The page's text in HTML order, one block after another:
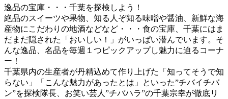
逸品の宝庫・・・千葉を探検しよう！
絶品のスイーツや果物、知る人ぞ知る味噌や醤油、新鮮な海
産物にこだわりの地酒などなど・・・食の宝庫、千葉にはま
だまだ隠された「おいしい！」がいっぱい潜んでいます。そ
んな逸品、名品を毎週１つピックアップし魅力に迫るコーナ
ー！
千葉県内の生産者が丹精込めて作り上げた「知ってそうで知
らない」「こんな魅力があったとは」といった”チバイチバ
ン”を探検隊長、お笑い芸人”チバハラ”の千葉宗幸が徹底リ